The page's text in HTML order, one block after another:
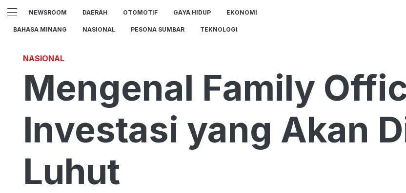
NEWSROOM DAERAH OTOMOTIF GAYA HIDUP EKONOMI
BAHASA MINANG NASIONAL PESONA SUMBAR TEKNOLOGI
NASIONAL
Mengenal Family
Investasi yang Akan
Luhut